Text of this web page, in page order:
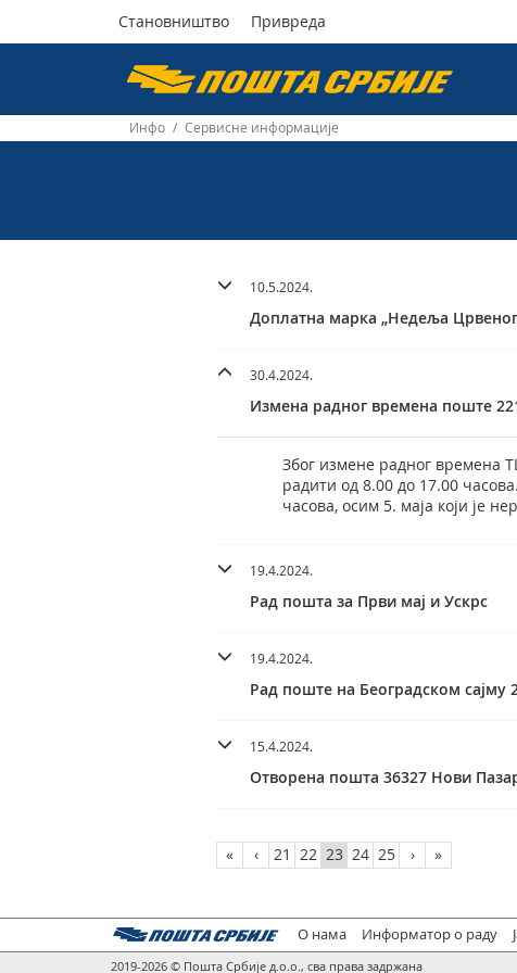
Пошта
Србије
Становништво Привреда
Инфо / Сервисне информације
10.5.2024.
Доплатна марка „Недеља Црвеног
30.4.2024.
Измена радног времена поште
Због измене радног времена
радити од 8.00 до 17.00
часова, осим 5. маја који је
19.4.2024.
Рад пошта за Први мај и Ускрс
19.4.2024.
Рад поште на Београдском сајму
15.4.2024.
Отворена пошта 36327 Нови
« ‹ 21 22 23 24 25 › »
О нама Информатор о раду
2019-2026 © Пошта Србије д.о.о., сва права задржана